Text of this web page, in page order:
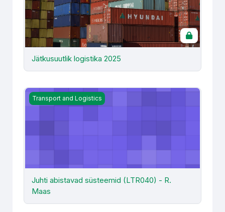
Jätkusuutlik logistika 2025
Juhti abistavad süsteemid (LTR040) - R. Maas
Transport and Logistics
Juhti abistavad süsteemid (LTR040) - R.
Maas